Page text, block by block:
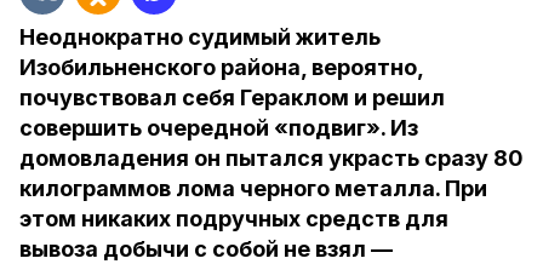
Неоднократно судимый житель
Изобильненского района, вероятно,
почувствовал себя Гераклом и решил
совершить очередной «подвиг». Из
домовладения он пытался украсть сразу 80
килограммов лома черного металла. При
этом никаких подручных средств для
вывоза добычи с собой не взял —